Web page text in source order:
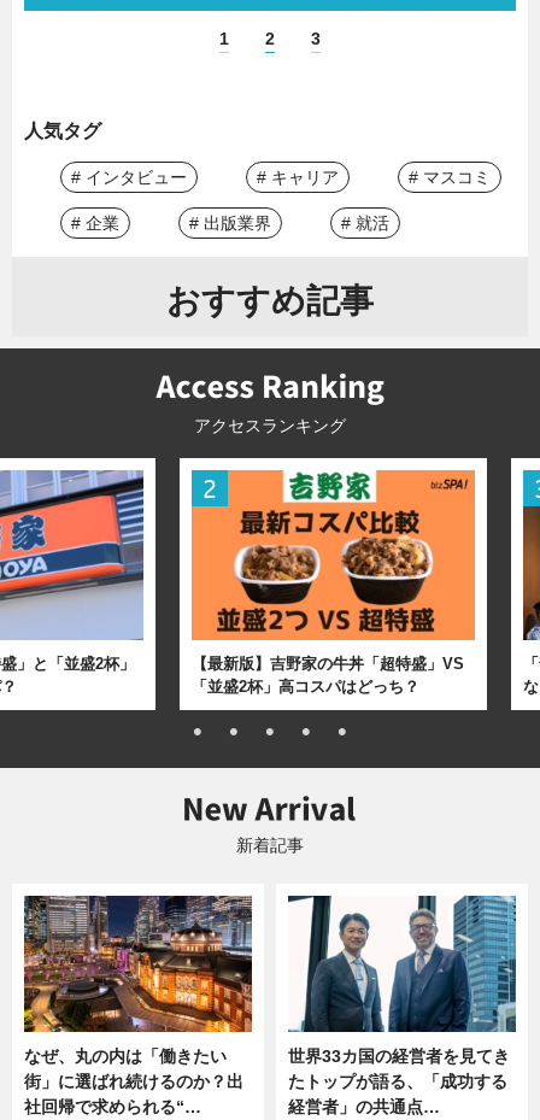
1 2 3
人気タグ
# インタビュー # キャリア # マスコミ
# 企業 # 出版業界 # 就活
おすすめ記事
アクセスランキング
」と「並盛2杯」
【最新版】吉野家の牛丼「超特盛」VS
「並盛2杯」高コスパはどっち？
新着記事
なぜ、丸の内は「働きたい
街」に選ばれ続けるのか？出
社回帰で求められる“…
世界33カ国の経営者を見てき
たトップが語る、「成功する
経営者」の共通点…